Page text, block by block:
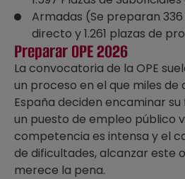
Armadas (Se preparan
directo y 1.261 plazas de
Preparar OPE 2026
La convocatoria de la OPE
un proceso en el que miles
España deciden encaminar
un puesto de empleo público
competencia es intensa y el
de dificultades, alcanzar este
merece la pena.